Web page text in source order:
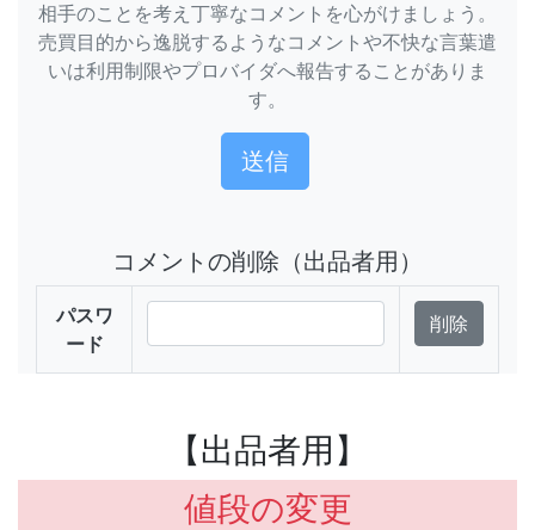
相手のことを考え丁寧なコメントを心がけましょう。
売買目的から逸脱するようなコメントや不快な言葉遣
いは利用制限やプロバイダへ報告することがありま
す。
コメントの削除（出品者用）
パスワ
ード
【出品者用】
値段の変更